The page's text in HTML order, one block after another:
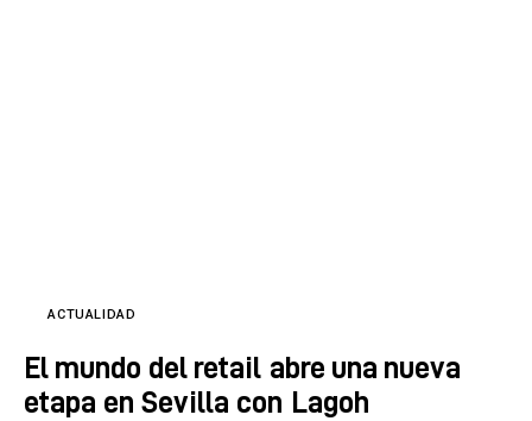
ACTUALIDAD
El mundo del retail abre una nueva
etapa en Sevilla con Lagoh